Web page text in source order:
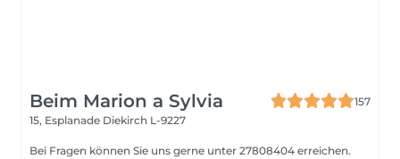
Beim Marion a Sylvia
157
15, Esplanade Diekirch L-9227
Bei Fragen können Sie uns gerne unter 27808404 erreichen.